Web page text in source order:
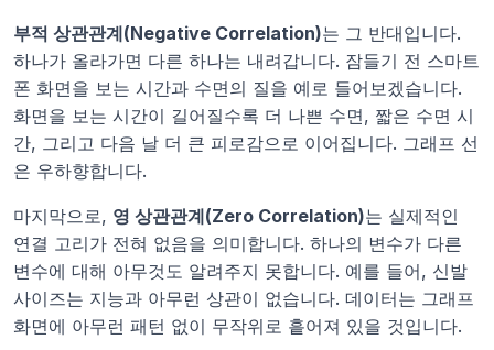
부적 상관관계(Negative Correlation)는 그 반대입니다.
하나가 올라가면 다른 하나는 내려갑니다. 잠들기 전 스마트
폰 화면을 보는 시간과 수면의 질을 예로 들어보겠습니다.
화면을 보는 시간이 길어질수록 더 나쁜 수면, 짧은 수면 시
간, 그리고 다음 날 더 큰 피로감으로 이어집니다. 그래프 선
은 우하향합니다.
마지막으로, 영 상관관계(Zero Correlation)는 실제적인
연결 고리가 전혀 없음을 의미합니다. 하나의 변수가 다른
변수에 대해 아무것도 알려주지 못합니다. 예를 들어, 신발
사이즈는 지능과 아무런 상관이 없습니다. 데이터는 그래프
화면에 아무런 패턴 없이 무작위로 흩어져 있을 것입니다.